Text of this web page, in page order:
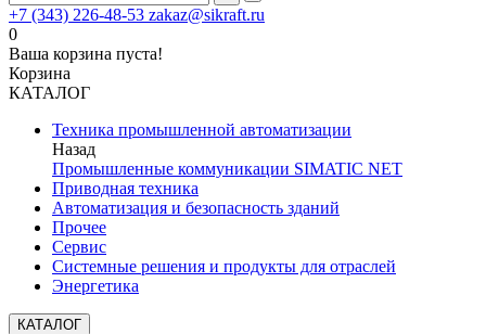
+7 (343) 226-48-53 zakaz@sikraft.ru
0
Ваша корзина пуста!
Корзина
КАТАЛОГ
Техника промышленной автоматизации
Назад
Промышленные коммуникации SIMATIC NET
Приводная техника
Автоматизация и безопасность зданий
Прочее
Сервис
Системные решения и продукты для отраслей
Энергетика
КАТАЛОГ